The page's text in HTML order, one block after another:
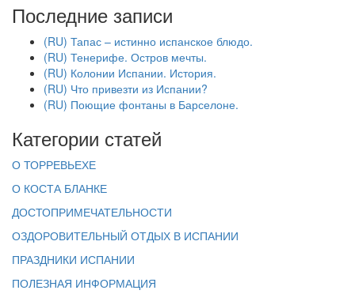
Последние записи
(RU) Тапас – истинно испанское блюдо.
(RU) Тенерифе. Остров мечты.
(RU) Колонии Испании. История.
(RU) Что привезти из Испании?
(RU) Поющие фонтаны в Барселоне.
Категории статей
О ТОРРЕВЬЕХЕ
О КОСТА БЛАНКЕ
ДОСТОПРИМЕЧАТЕЛЬНОСТИ
ОЗДОРОВИТЕЛЬНЫЙ ОТДЫХ В ИСПАНИИ
ПРАЗДНИКИ ИСПАНИИ
ПОЛЕЗНАЯ ИНФОРМАЦИЯ